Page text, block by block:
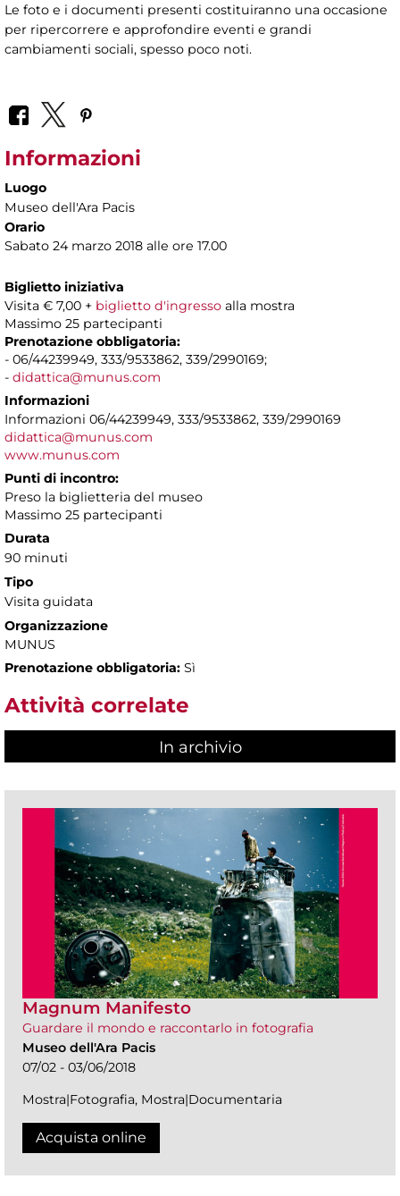
Le foto e i documenti presenti costituiranno una occasione
per ripercorrere e approfondire eventi e grandi
cambiamenti sociali, spesso poco noti.
Informazioni
Luogo
Museo dell'Ara Pacis
Orario
Sabato 24 marzo 2018 alle ore 17.00
Biglietto iniziativa
Visita € 7,00 + biglietto d'ingresso alla mostra
Massimo 25 partecipanti
Prenotazione obbligatoria:
- 06/44239949, 333/9533862, 339/2990169;
- didattica@munus.com
Informazioni
Informazioni 06/44239949, 333/9533862, 339/2990169
didattica@munus.com
www.munus.com
Punti di incontro:
Preso la biglietteria del museo
Massimo 25 partecipanti
Durata
90 minuti
Tipo
Visita guidata
Organizzazione
MUNUS
Prenotazione obbligatoria: Sì
Attività correlate
In archivio
Magnum Manifesto
Guardare il mondo e raccontarlo in fotografia
Museo dell'Ara Pacis
07/02 - 03/06/2018
Mostra|Fotografia, Mostra|Documentaria
Acquista online